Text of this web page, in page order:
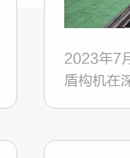
2023年7
盾构机在